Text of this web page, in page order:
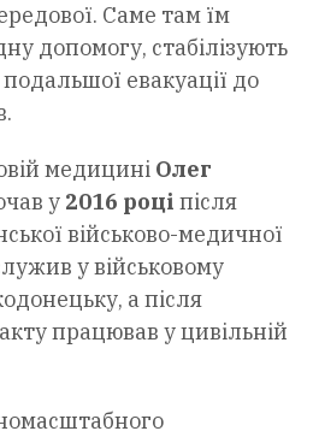
Саме там їм
допомогу, стабілізують
евакуації до
медицині Олег
у 2016 році після
військово-медичної
у військовому
а після
працював у цивільній